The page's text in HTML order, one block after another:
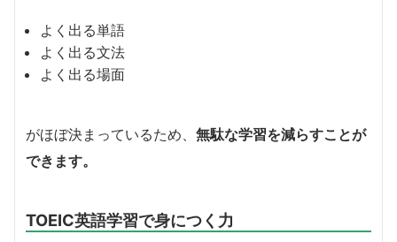
よく出る単語
よく出る文法
よく出る場面
がほぼ決まっているため、 無駄な学習を減らすことが
できます。
TOEIC英語学習で身につく力